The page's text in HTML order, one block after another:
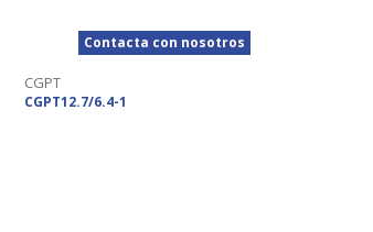
Contacta con nosotros
CGPT
CGPT12.7/6.4-1